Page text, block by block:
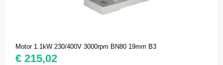
Motor 1.1kW 230/400V 3000rpm BN80 19mm B3
€ 215,02